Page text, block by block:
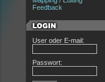
Feedback
User oder E-mail:
Passwort: